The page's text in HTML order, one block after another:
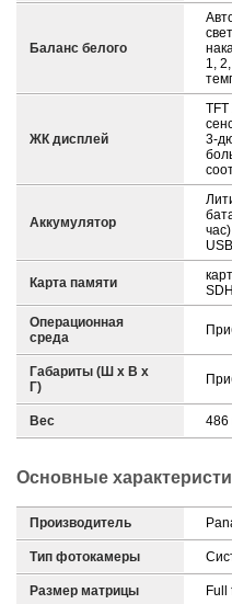
Баланс белого
1,
ЖК дисплей
3-
Аккумулятор
Карта памяти
Операционная
среда
Габариты (Ш х В х
Г)
Вес 486
Основные
Производитель
Тип фотокамеры
Размер матрицы Full